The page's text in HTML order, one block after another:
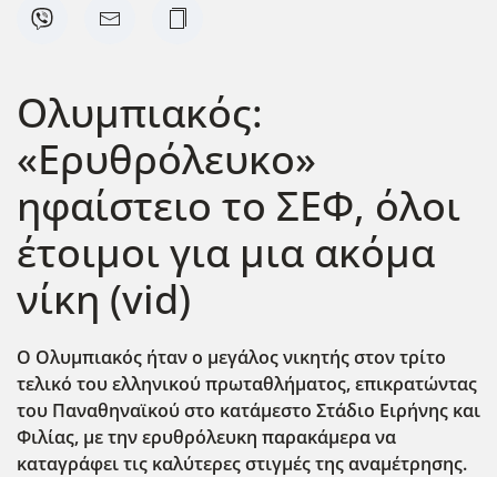
Ολυμπιακός:
«Ερυθρόλευκο»
ηφαίστειο το ΣΕΦ, όλοι
έτοιμοι για μια ακόμα
νίκη (vid)
Ο Ολυμπιακός ήταν ο μεγάλος νικητής στον τρίτο
τελικό του ελληνικού πρωταθλήματος, επικρατώντας
του Παναθηναϊκού στο κατάμεστο Στάδιο Ειρήνης και
Φιλίας, με την ερυθρόλευκη παρακάμερα να
καταγράφει τις καλύτερες στιγμ΄ες της αναμέτρησης.